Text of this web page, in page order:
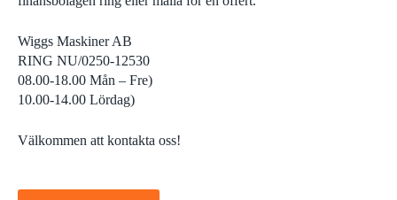
Wiggs Maskiner AB
RING NU/0250-12530
08.00-18.00 Mån – Fre)
10.00-14.00 Lördag)
Välkommen att kontakta oss!